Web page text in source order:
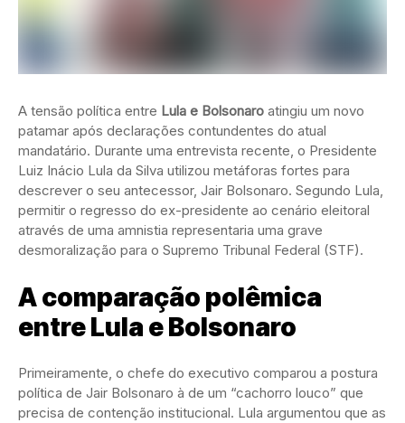
A tensão política entre Lula e Bolsonaro atingiu um novo
patamar após declarações contundentes do atual
mandatário. Durante uma entrevista recente, o Presidente
Luiz Inácio Lula da Silva utilizou metáforas fortes para
descrever o seu antecessor, Jair Bolsonaro. Segundo Lula,
permitir o regresso do ex-presidente ao cenário eleitoral
através de uma amnistia representaria uma grave
desmoralização para o Supremo Tribunal Federal (STF).
A comparação polêmica
entre Lula e Bolsonaro
Primeiramente, o chefe do executivo comparou a postura
política de Jair Bolsonaro à de um “cachorro louco” que
precisa de contenção institucional. Lula argumentou que as